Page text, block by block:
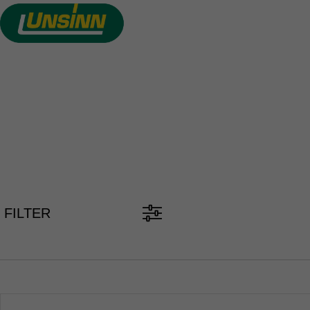
Direkt
zum
Inhalt
FILTER